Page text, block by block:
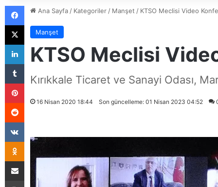
Ana Sayfa/ Kategoriler/ Manşet / KTSO Meclisi Video
Manşet
KTSO Meclisi
Kırıkkale Ticaret ve Sanayi Odası,
16 Nisan 2020 18:44 Son güncelleme: 01 Nisan 2023 04:52
Tumblr
Pinterest
Reddit
Odnoklassniki
E-Posta İle Paylaş
Yazdır